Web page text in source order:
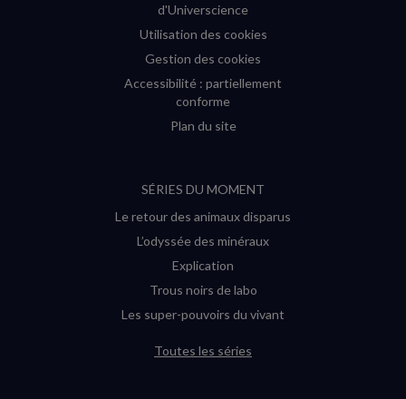
d'Universcience
Utilisation des cookies
Gestion des cookies
Accessibilité : partiellement
conforme
Plan du site
SÉRIES DU MOMENT
Le retour des animaux disparus
L’odyssée des minéraux
Explication
Trous noirs de labo
Les super-pouvoirs du vivant
Toutes les séries